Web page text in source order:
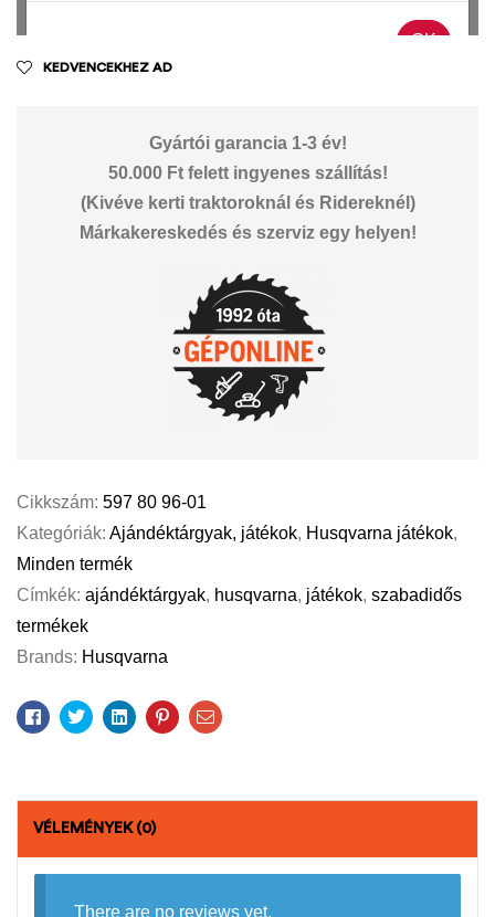
KEDVENCEKHEZ AD
Gyártói garancia 1-3 év!
50.000 Ft felett ingyenes szállítás!
(Kivéve kerti traktoroknál és Ridereknél)
Márkakereskedés és szerviz egy helyen!
Cikkszám: 597 80 96-01
Kategóriák: Ajándéktárgyak, játékok, Husqvarna játékok,
Minden termék
Címkék: ajándéktárgyak, husqvarna, játékok, szabadidős
termékek
Brands: Husqvarna
Facebook
TwitterLinkedinPinterestEmail
VÉLEMÉNYEK (0)
There are no reviews yet.